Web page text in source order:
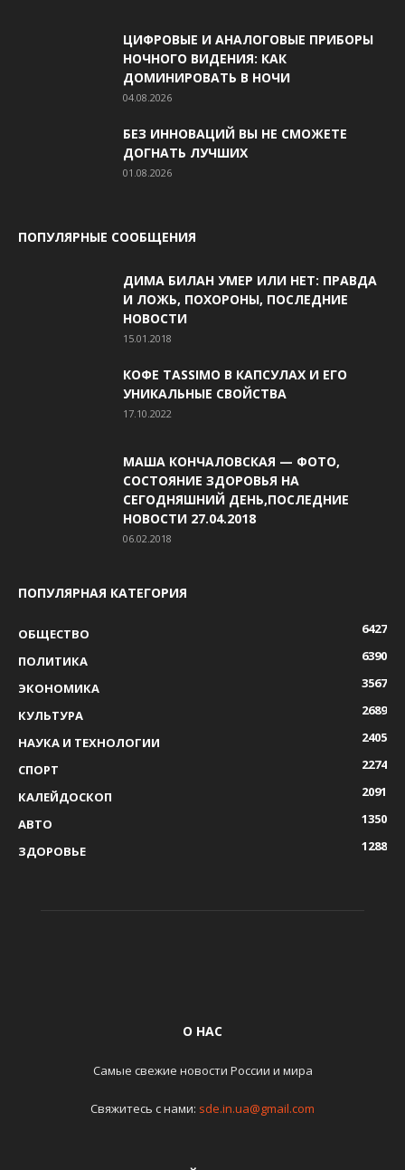
ЦИФРОВЫЕ И АНАЛОГОВЫЕ ПРИБОРЫ
НОЧНОГО ВИДЕНИЯ: КАК
ДОМИНИРОВАТЬ В НОЧИ
04.08.2026
БЕЗ ИННОВАЦИЙ ВЫ НЕ СМОЖЕТЕ
ДОГНАТЬ ЛУЧШИХ
01.08.2026
ПОПУЛЯРНЫЕ СООБЩЕНИЯ
ДИМА БИЛАН УМЕР ИЛИ НЕТ: ПРАВДА
И ЛОЖЬ, ПОХОРОНЫ, ПОСЛЕДНИЕ
НОВОСТИ
15.01.2018
КОФЕ TASSIMO В КАПСУЛАХ И ЕГО
УНИКАЛЬНЫЕ СВОЙСТВА
17.10.2022
МАША КОНЧАЛОВСКАЯ — ФОТО,
СОСТОЯНИЕ ЗДОРОВЬЯ НА
СЕГОДНЯШНИЙ ДЕНЬ,ПОСЛЕДНИЕ
НОВОСТИ 27.04.2018
06.02.2018
ПОПУЛЯРНАЯ КАТЕГОРИЯ
ОБЩЕСТВО
6427
ПОЛИТИКА
6390
ЭКОНОМИКА
3567
КУЛЬТУРА
2689
НАУКА И ТЕХНОЛОГИИ
2405
СПОРТ
2274
КАЛЕЙДОСКОП
2091
АВТО
1350
ЗДОРОВЬЕ
1288
О НАС
Самые свежие новости России и мира
Свяжитесь с нами: sde.in.ua@gmail.com